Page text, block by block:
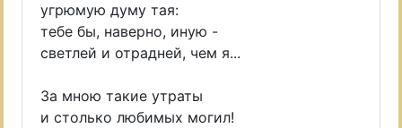
угрюмую думу тая:
тебе бы, наверно, иную -
светлей и отрадней, чем я...
За мною такие утраты
и столько любимых могил!